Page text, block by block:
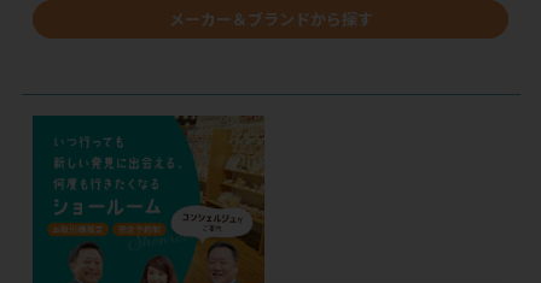
メーカー＆ブランドから探す